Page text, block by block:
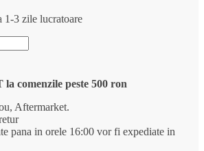
1-3 zile lucratoare
comenzile peste 500 ron
Aftermarket.
pana in orele 16:00 vor fi expediate in